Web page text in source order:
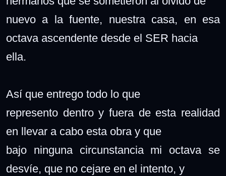
nuevo a la fuente, nuestra casa, en esa
octava ascendente desde el SER hacia
ella.
Así que entrego todo lo que
represento dentro y fuera de esta realidad
en llevar a cabo esta obra y que
bajo ninguna circunstancia mi octava se
desvíe, que no cejare en el intento, y